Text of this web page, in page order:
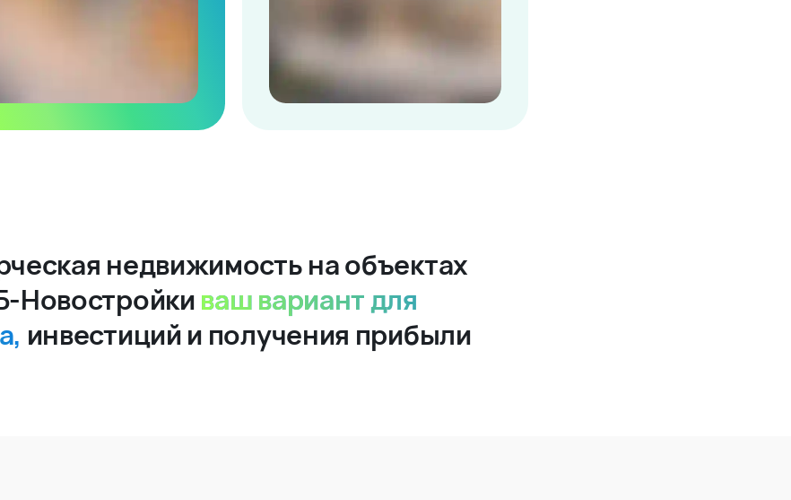
недвижимость на объектах
Новостройкиваш вариант для
инвестиций и получения прибыли